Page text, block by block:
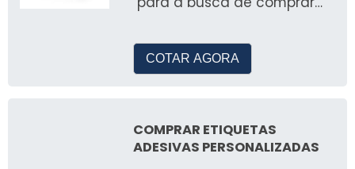
COTAR AGORA
COMPRAR ETIQUETAS
ADESIVAS PERSONALIZADAS